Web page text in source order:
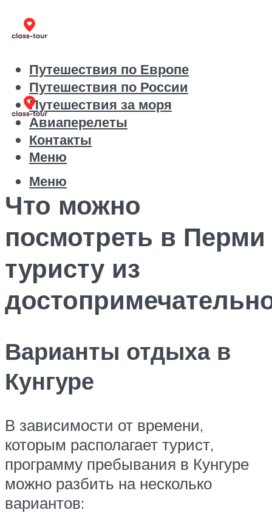
Путешествия по Европе
Путешествия по России
Путешествия за моря
Авиаперелеты
Контакты
Меню
Меню
Что можно
посмотреть в Перми
туристу из
Варианты отдыха в
Кунгуре
В зависимости от времени,
которым располагает турист,
программу пребывания в Кунгуре
можно разбить на несколько
вариантов: